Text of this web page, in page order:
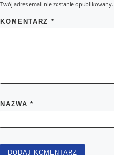
Twój adres email nie zostanie opublikowany.
KOMENTARZ*
NAZWA*